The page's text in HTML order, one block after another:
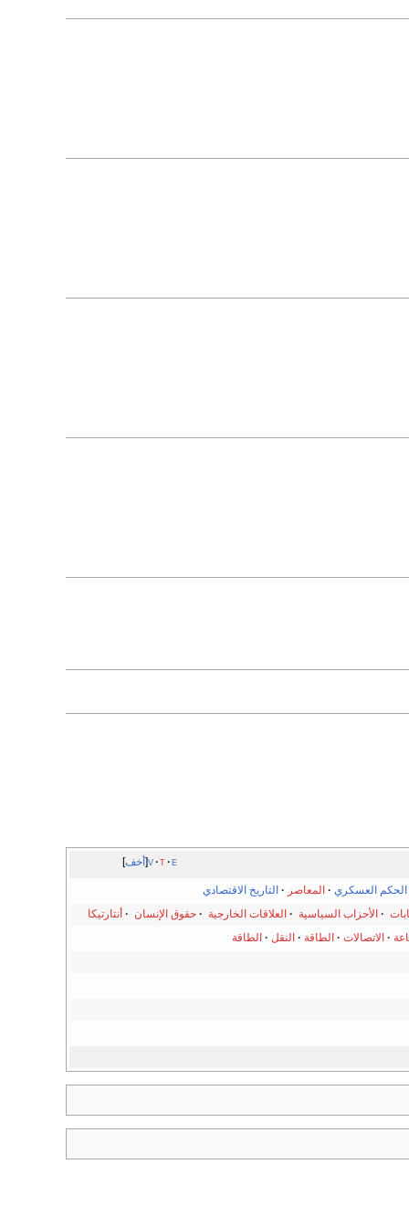
أخف v t e
الحكم العسكري · المعاصر · التاريخ الاقتصادي
· الأحزاب السياسية · العلاقات الخارجية · حقوق الإنسان · أنتارتيكا
· الاتصالات · الطاقة · النقل · الطاقة